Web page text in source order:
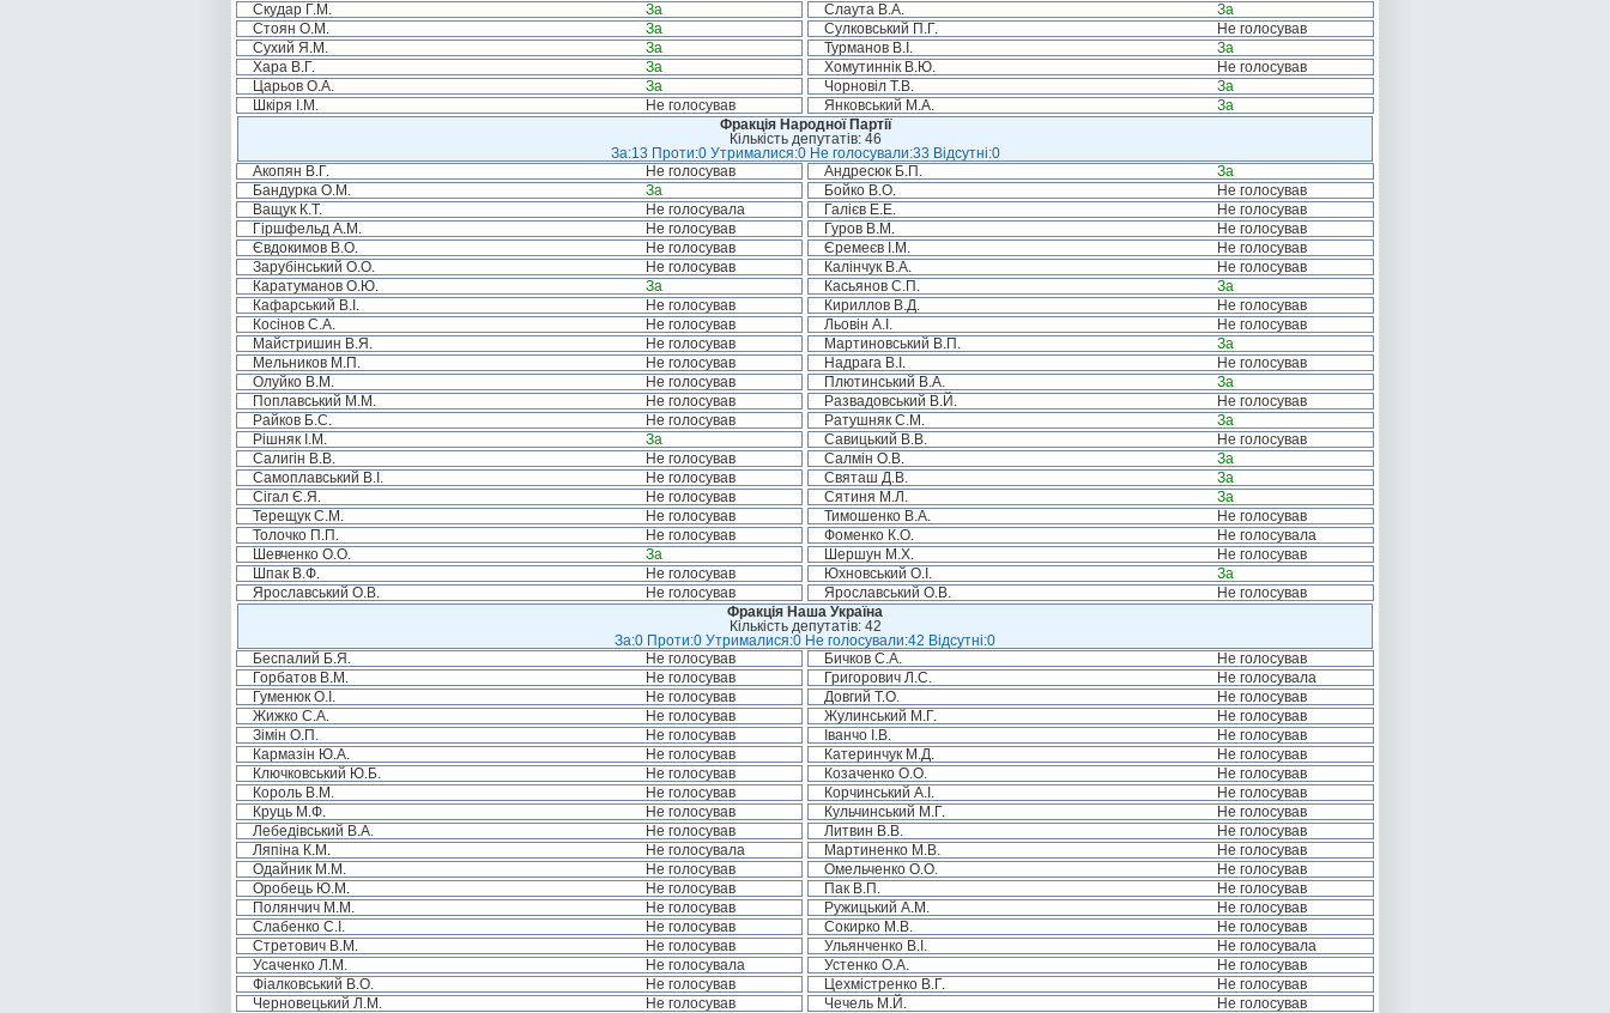
Скудар Г.М.
За Слаута В.А.
За
Стоян О.М.
За Сулковський П.Г.
Не голосував
Сухий Я.М.
За Турманов В.І.
За
Хара В.Г.
За Хомутиннік В.Ю.
Не голосував
Царьов О.А.
За Чорновіл Т.В.
За
Шкіря І.М.
Не голосував Янковський М.А.
За
Фракція Народної Партії
Кількість депутатів: 46
За:13 Проти:0 Утрималися:0 Не голосували:33 Відсутні:0
Акопян В.Г.
Не голосував Андресюк Б.П.
За
Бандурка О.М.
За Бойко В.О.
Не голосував
Ващук К.Т.
Не голосувала Галієв Е.Е.
Не голосував
Гіршфельд А.М.
Не голосував Гуров В.М.
Не голосував
Євдокимов В.О.
Не голосував Єремеєв І.М.
Не голосував
Зарубінський О.О.
Не голосував Калінчук В.А.
Не голосував
Каратуманов О.Ю.
За Касьянов С.П.
За
Кафарський В.І.
Не голосував Кириллов В.Д.
Не голосував
Косінов С.А.
Не голосував Льовін А.І.
Не голосував
Майстришин В.Я.
Не голосував Мартиновський В.П.
За
Мельников М.П.
Не голосував Надрага В.І.
Не голосував
Олуйко В.М.
Не голосував Плютинський В.А.
За
Поплавський М.М.
Не голосував Развадовський В.Й.
Не голосував
Райков Б.С.
Не голосував Ратушняк С.М.
За
Рішняк І.М.
За Савицький В.В.
Не голосував
Салигін В.В.
Не голосував Салмін О.В.
За
Самоплавський В.І.
Не голосував Святаш Д.В.
За
Сігал Є.Я.
Не голосував Сятиня М.Л.
За
Терещук С.М.
Не голосував Тимошенко В.А.
Не голосував
Толочко П.П.
Не голосував Фоменко К.О.
Не голосувала
Шевченко О.О.
За Шершун М.Х.
Не голосував
Шпак В.Ф.
Не голосував Юхновський О.І.
За
Ярославський О.В.
Не голосував Ярославський О.В.
Не голосував
Фракція Наша Україна
Кількість депутатів: 42
За:0 Проти:0 Утрималися:0 Не голосували:42 Відсутні:0
Беспалий Б.Я.
Не голосував Бичков С.А.
Не голосував
Горбатов В.М.
Не голосував Григорович Л.С.
Не голосувала
Гуменюк О.І.
Не голосував Довгий Т.О.
Не голосував
Жижко С.А.
Не голосував Жулинський М.Г.
Не голосував
Зімін О.П.
Не голосував Іванчо І.В.
Не голосував
Кармазін Ю.А.
Не голосував Катеринчук М.Д.
Не голосував
Ключковський Ю.Б.
Не голосував Козаченко О.О.
Не голосував
Король В.М.
Не голосував Корчинський А.І.
Не голосував
Круць М.Ф.
Не голосував Кульчинський М.Г.
Не голосував
Лебедівський В.А.
Не голосував Литвин В.В.
Не голосував
Ляпіна К.М.
Не голосувала Мартиненко М.В.
Не голосував
Одайник М.М.
Не голосував Омельченко О.О.
Не голосував
Оробець Ю.М.
Не голосував Пак В.П.
Не голосував
Полянчич М.М.
Не голосував Ружицький А.М.
Не голосував
Слабенко С.І.
Не голосував Сокирко М.В.
Не голосував
Стретович В.М.
Не голосував Ульянченко В.І.
Не голосувала
Усаченко Л.М.
Не голосувала Устенко О.А.
Не голосував
Фіалковський В.О.
Не голосував Цехмістренко В.Г.
Не голосував
Черновецький Л.М.
Не голосував Чечель М.Й.
Не голосував